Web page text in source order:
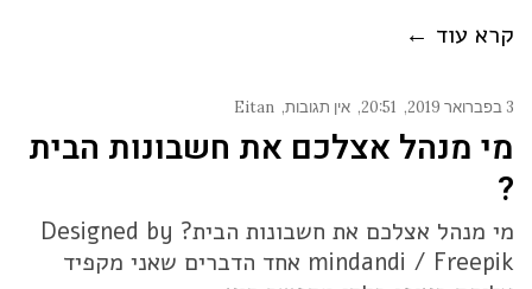
קרא עוד ←
3 בפברואר 2019 20:51 אין תגובות Eitan
מי מנהל אצלכם את חשבונות הבית
?
מי מנהל אצלכם את חשבונות הבית? Designed by
mindandi / Freepik אחד הדברים שאני מקפיד